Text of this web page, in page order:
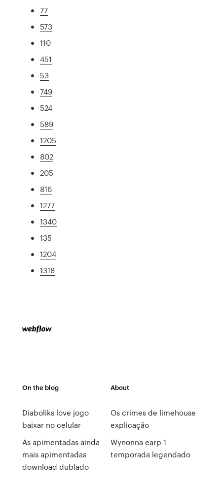
77
573
110
451
53
749
524
589
1205
802
205
816
1277
1340
135
1204
1318
On the blog
Diaboliks love jogo
baixar no celular
As apimentadas ainda
mais apimentadas
download dublado
About
Os crimes de limehouse
explicação
Wynonna earp 1
temporada legendado